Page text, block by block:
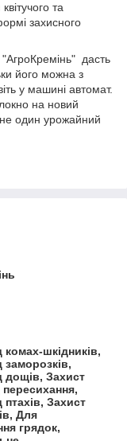
та
захисного
дасть
його можна з
у машині автомат.
на новий
один урожайний
комах-шкідників,
заморозків,
дощів, Захист
пересихання,
птахів, Захист
Для
грядок,